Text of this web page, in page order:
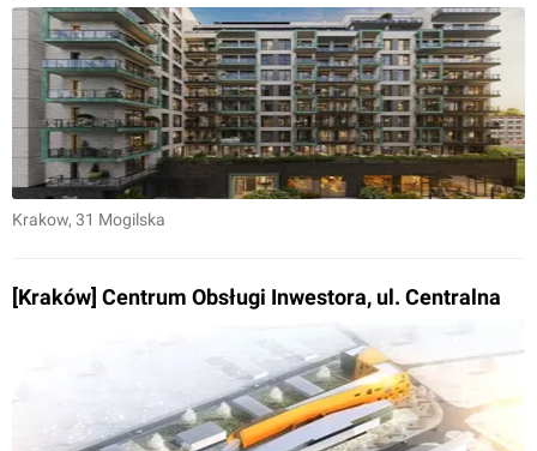
Krakow, 31 Mogilska
[Kraków] Centrum Obsługi Inwestora, ul. Centralna